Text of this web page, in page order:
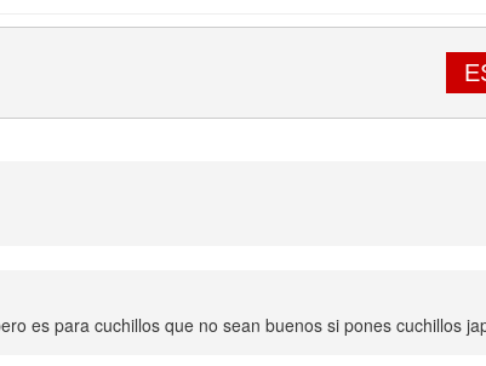
es para cuchillos que no sean buenos si pones cuchillos